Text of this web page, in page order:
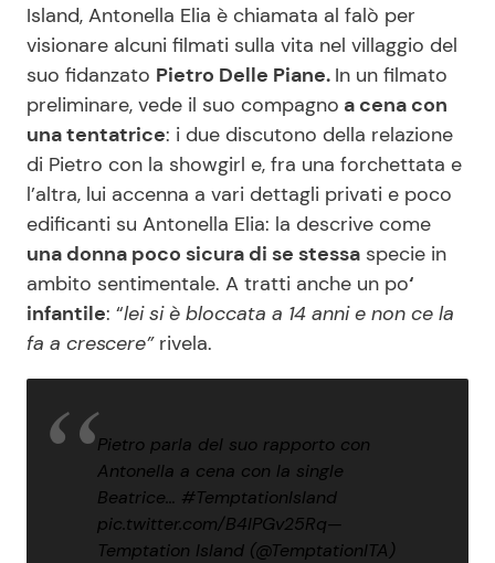
Island, Antonella Elia è chiamata al falò per
visionare alcuni filmati sulla vita nel villaggio del
suo fidanzato Pietro Delle Piane. In un filmato
preliminare, vede il suo compagno a cena con
una tentatrice: i due discutono della relazione
di Pietro con la showgirl e, fra una forchettata e
l’altra, lui accenna a vari dettagli privati e poco
edificanti su Antonella Elia: la descrive come
una donna poco sicura di se stessa specie in
ambito sentimentale. A tratti anche un po‘
infantile: “lei si è bloccata a 14 anni e non ce la
fa a crescere”rivela.
Pietro parla del suo rapporto con
Antonella a cena con la single
Beatrice… #TemptationIsland
pic.twitter.com/B4lPGv25Rq—
Temptation Island (@TemptationITA)